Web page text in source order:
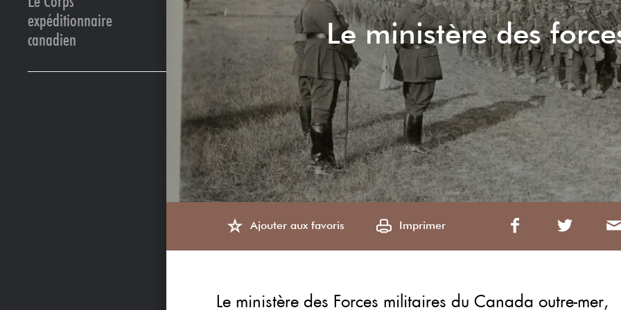
expéditionnaire
canadien
Le ministère des
Ajouter aux favoris Imprimer
Le ministère des Forces militaires du Canada outre-mer,